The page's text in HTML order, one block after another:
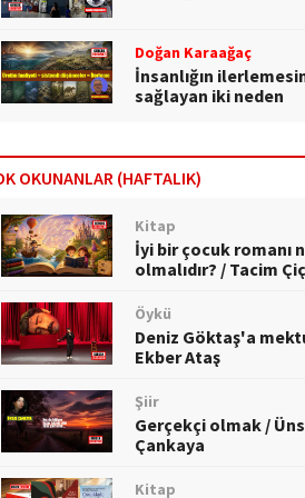
Doğan Karaağaç
İnsanlığın
sağlayan iki neden
OKUNANLAR (HAFTALIK)
Kitap
İyi bir çocuk romanı
olmalıdır? / Tacim
Öykü
Deniz Göktaş'a
Ekber Ataş
Şiir
Gerçekçi olmak /
Çankaya
Kitap